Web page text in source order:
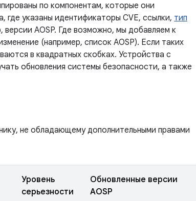
по компонентам, которые они
где указаны идентификаторы CVE, ссылки, тип
версии AOSP. Где возможно, мы добавляем к
(например, список AOSP). Если таких
в квадратных скобках. Устройства с
обновления системы безопасности, а также
не обладающему дополнительными правами
Уровень
серьезности
Обновленные версии
AOSP